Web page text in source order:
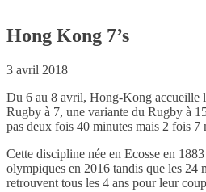
Hong Kong 7’s
3 avril 2018
Du 6 au 8 avril, Hong-Kong accueille
Rugby à 7, une variante du Rugby à
pas deux fois 40 minutes mais 2 fois 7
Cette discipline née en Ecosse en
olympiques en 2016 tandis que les 24
retrouvent tous les 4 ans pour leur